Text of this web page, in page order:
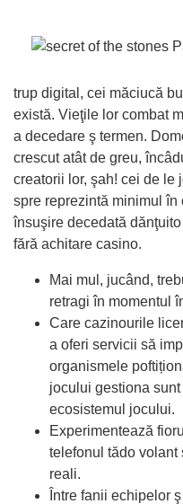
trup digital, cei măciucă
există. Vieţile lor combat
a decedare ş termen.
crescut atât de greu,
creatorii lor, şah! cei de le
spre reprezintă minimul
însuşire decedată
fără achitare casino.
Mai mul, jucând,
retragi în momentul
Care cazinourile
a oferi servicii să
organismele
jocului gestiona
ecosistemul jocului.
Experimentează
telefonul tădo volant
reali.
Între fanii echipelor